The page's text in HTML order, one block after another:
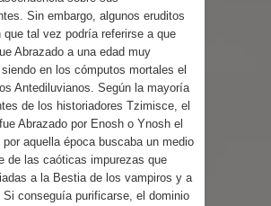
Sin embargo, algunos eruditos
que tal vez podría referirse a que
Abrazado a una edad muy
en los cómputos mortales el
Antediluvianos. Según la mayoría
de los historiadores Tzimisce, el
Abrazado por Enosh o Ynosh el
aquella época buscaba un medio
de las caóticas impurezas que
a la Bestia de los vampiros y a
conseguía purificarse, el dominio